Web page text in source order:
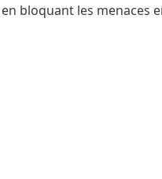
bloquant les menaces